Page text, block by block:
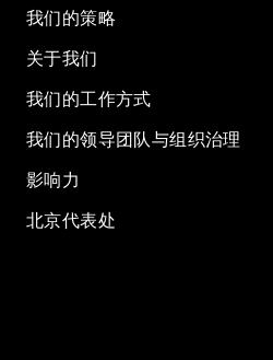
我们的策略
关于我们
我们的工作方式
我们的领导团队与组织治理
影响力
北京代表处